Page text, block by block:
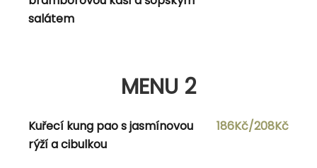
MENU 2
Hovězí gulášek s bramboráčky a
čerstvou cibulí
salátem
MENU 2
Kuřecí kung pao s jasmínovou
rýží a cibulkou
186Kč/208Kč